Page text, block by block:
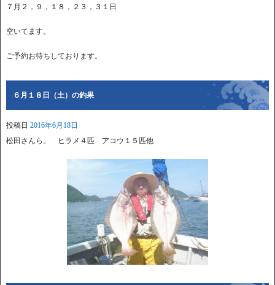
７月２，９，１８，２３，３１日
空いてます。
ご予約お待ちしております。
６月１８日（土）の釣果
投稿日 2016年6月18日
松田さんら。 ヒラメ４匹 アコウ１５匹他